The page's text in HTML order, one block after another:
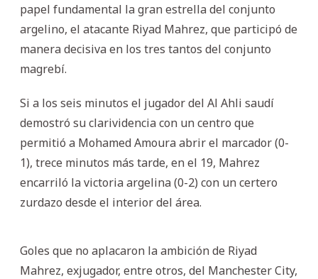
papel fundamental la gran estrella del conjunto
argelino, el atacante Riyad Mahrez, que participó de
manera decisiva en los tres tantos del conjunto
magrebí.
Si a los seis minutos el jugador del Al Ahli saudí
demostró su clarividencia con un centro que
permitió a Mohamed Amoura abrir el marcador (0-
1), trece minutos más tarde, en el 19, Mahrez
encarriló la victoria argelina (0-2) con un certero
zurdazo desde el interior del área.
Goles que no aplacaron la ambición de Riyad
Mahrez, exjugador, entre otros, del Manchester City,